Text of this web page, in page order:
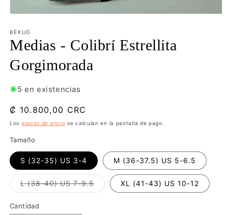
multimedia
1
en
ventana
modal
BËKUÖ
Medias - Colibrí Estrellita
Gorgimorada
5 en existencias
Precio
habitual
₡ 10.800,00 CRC
Los gastos de envío se calculan en la pantalla de pago.
Tamaño
S (32-35) US 3-4 M (36-37.5) US 5-6.5
L (38-40) US 7-9.5Variante
agotada
XL (41-43) US 10-12
Cantidad